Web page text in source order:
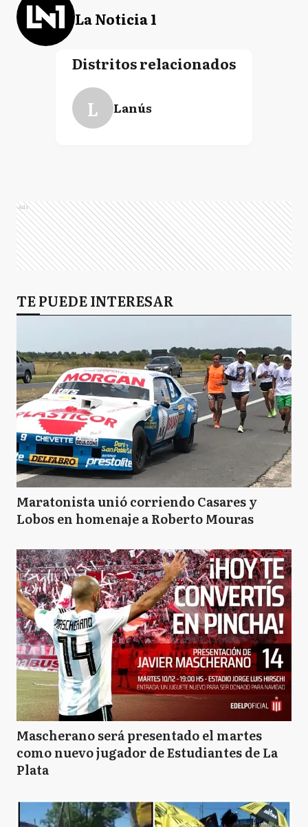
La Noticia 1
Distritos relacionados
L Lanús
Ads
TE PUEDE INTERESAR
Maratonista unió corriendo Casares y
Lobos en homenaje a Roberto Mouras
Mascherano será presentado el martes
como nuevo jugador de Estudiantes de La
Plata